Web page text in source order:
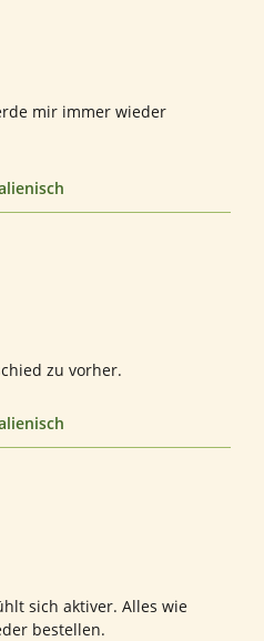
mir immer wieder
zu vorher.
sich aktiver. Alles wie
bestellen.